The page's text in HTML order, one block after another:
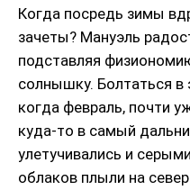
Когда посредь зимы
зачеты? Мануэль
подставляя
солнышку. Болтаться в
когда февраль, почти
куда-то в самый
улетучивались и
облаков плыли на